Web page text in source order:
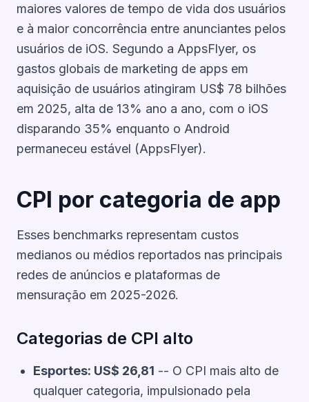
maiores valores de tempo de vida dos usuários
e à maior concorrência entre anunciantes pelos
usuários de iOS. Segundo a AppsFlyer, os
gastos globais de marketing de apps em
aquisição de usuários atingiram US$ 78 bilhões
em 2025, alta de 13% ano a ano, com o iOS
disparando 35% enquanto o Android
permaneceu estável (AppsFlyer).
CPI por categoria de app
Esses benchmarks representam custos
medianos ou médios reportados nas principais
redes de anúncios e plataformas de
mensuração em 2025-2026.
Categorias de CPI alto
Esportes: US$ 26,81 -- O CPI mais alto de
qualquer categoria, impulsionado pela